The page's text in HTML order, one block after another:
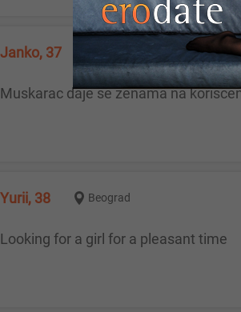
Janko, 37
Muskarac daje se zenama na
Yurii, 38 Beograd
Looking for a girl for a pleasant time